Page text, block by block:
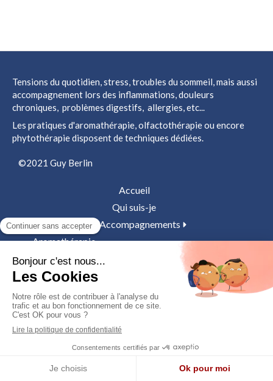
Tensions du quotidien, stress, troubles du sommeil, mais aussi
accompagnement lors des inflammations, douleurs
chroniques, problèmes digestifs, allergies, etc...
Les pratiques d'aromathérapie, olfactothérapie ou encore
phytothérapie disposent de techniques dédiées.
©2021 Guy Berlin
Accueil
Qui suis-je
Mes Accompagnements
Aromathérapie
Olfactothérapie
Ateliers
La séance
Blog & Ressources
Comprendre
Accompagner